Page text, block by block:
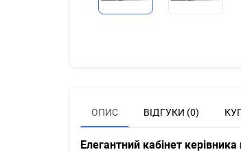
ОПИС ВІДГУКИ (0)
Елегантний кабінет